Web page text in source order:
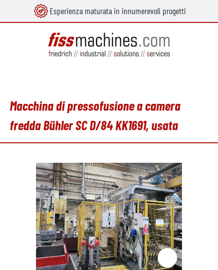
principale Esperienza maturata in innumerevoli progetti
Macchina di pressofusione a camera
fredda Bühler SC D/84 KK1691, usata
Salta la galleria di immagini